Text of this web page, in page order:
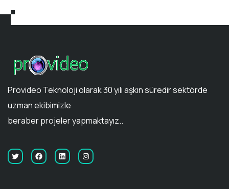
Provideo Teknoloji olarak 30 yılı aşkın süredir sektörde
uzman ekibimizle
beraber projeler yapmaktayız..